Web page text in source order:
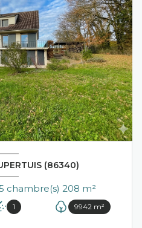
(86340)
Maison 7 pièce(s) 5 chambre(s) 208 m²
1 9942 m²